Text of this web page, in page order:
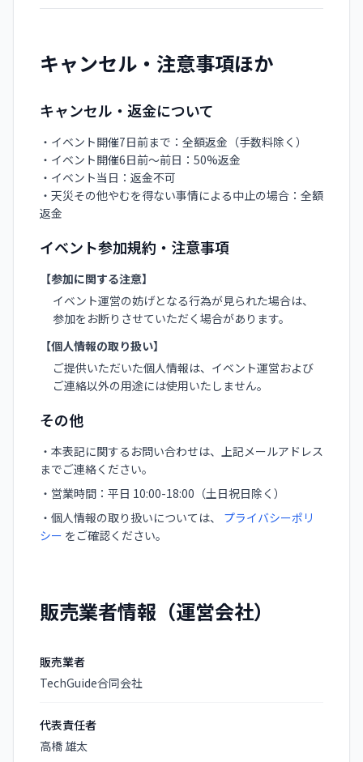
キャンセル・注意事項ほか
キャンセル・返金について
・イベント開催7日前まで：全額返金（手数料除く）
・イベント開催6日前〜前日：50%返金
・イベント当日：返金不可
・天災その他やむを得ない事情による中止の場合：全額
返金
イベント参加規約・注意事項
【参加に関する注意】
イベント運営の妨げとなる行為が見られた場合は、
参加をお断りさせていただく場合があります。
【個人情報の取り扱い】
ご提供いただいた個人情報は、イベント運営および
ご連絡以外の用途には使用いたしません。
その他
・本表記に関するお問い合わせは、上記メールアドレス
までご連絡ください。
・営業時間：平日 10:00-18:00（土日祝日除く）
・個人情報の取り扱いについては、 プライバシーポリ
シー をご確認ください。
販売業者情報（運営会社）
販売業者
TechGuide合同会社
代表責任者
高橋 雄太